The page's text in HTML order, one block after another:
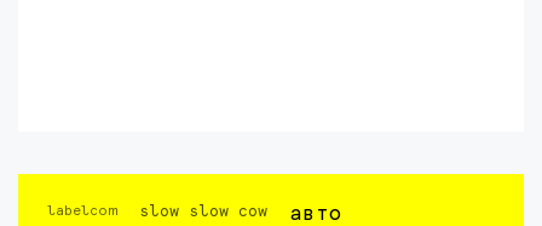
labelcom slow slow cow авто